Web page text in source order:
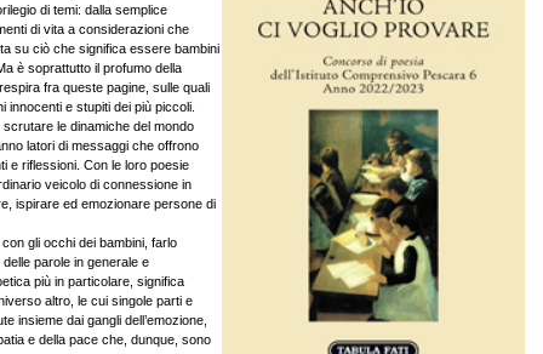
di temi: dalla semplice
di vita a considerazioni che
su ciò che significa essere bambini
è soprattutto il profumo della
fra queste pagine, sulle quali
innocenti e stupiti dei più piccoli.
le dinamiche del mondo
latori di messaggi che offrono
e riflessioni. Con le loro poesie
veicolo di connessione in
ispirare ed emozionare persone di
gli occhi dei bambini, farlo
parole in generale e
più in particolare, significa
altro, le cui singole parti e
insieme dai gangli dell’emozione,
e della pace che, dunque, sono